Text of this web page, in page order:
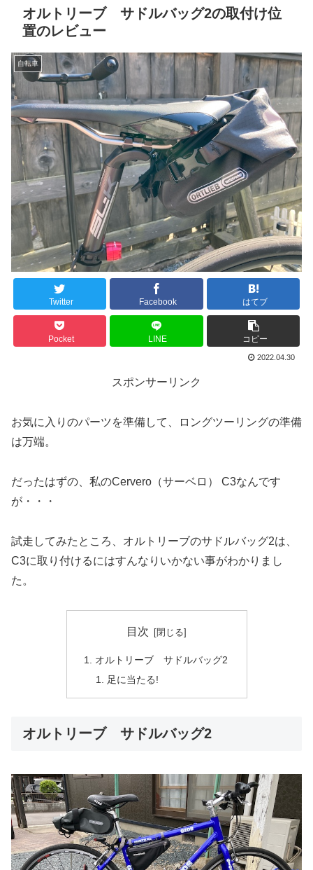
オルトリーブ サドルバッグ2の取付け位
置のレビュー
自転車
Twitter Facebook はてブ
Pocket LINE コピー
2022.04.30
スポンサーリンク
お気に入りのパーツを準備して、ロングツーリングの準備
は万端。
だったはずの、私のCervero（サーベロ） C3なんです
が・・・
試走してみたところ、オルトリーブのサドルバッグ2は、
C3に取り付けるにはすんなりいかない事がわかりまし
た。
目次
オルトリーブ サドルバッグ2
足に当たる!
オルトリーブ サドルバッグ2